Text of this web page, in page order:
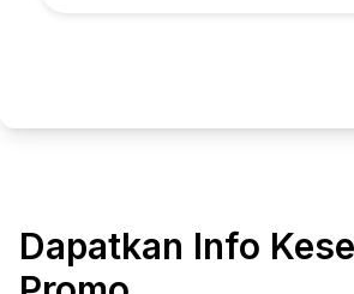
Dapatkan Info